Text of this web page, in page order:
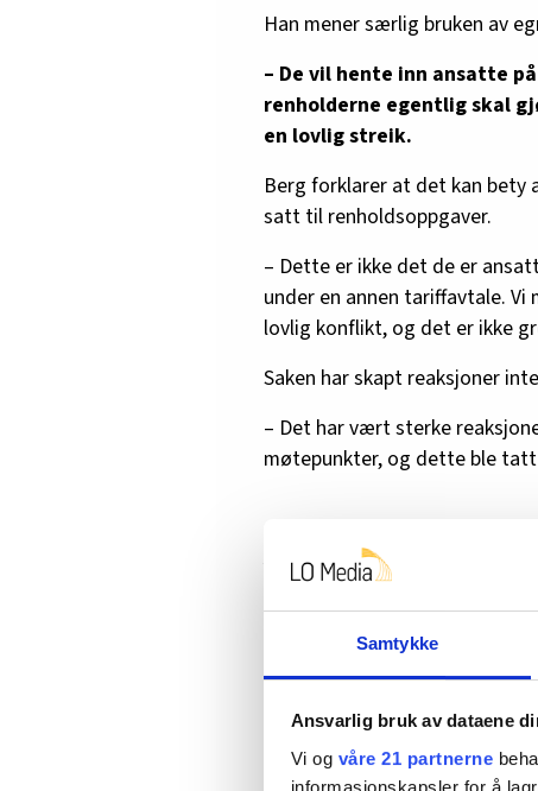
Samtykke
Ansvarlig bruk av dataene
Vi og våre 21 partnerne
informasjonskapsler for å
Han mener særlig bruken av
– De vil hente inn ansatte
renholderne egentlig skal
en lovlig streik.
Berg forklarer at det kan bety
satt til renholdsoppgaver.
– Dette er ikke det de er
under en annen tariffavtale.
lovlig konflikt, og det er ikke
Saken har skapt reaksjoner
– Det har vært sterke
møtepunkter, og dette ble tatt
Avviser streikebryteri
– Ikea bedriver ikke
Arbeidsmanden.
Hun sier at streiken som
omfatter Ikea sine egne